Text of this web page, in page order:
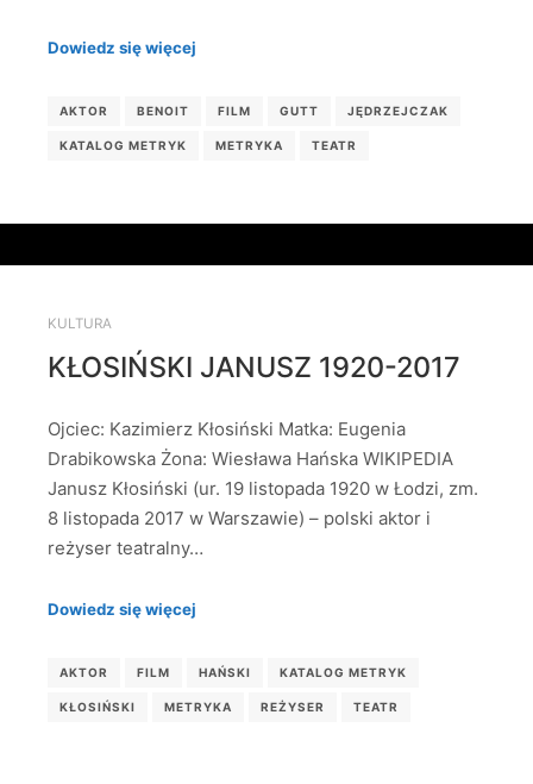
Dowiedz się więcej
AKTOR BENOIT FILM GUTT JĘDRZEJCZAK
KATALOG METRYK METRYKA TEATR
KULTURA
KŁOSIŃSKI JANUSZ 1920-2017
Ojciec: Kazimierz Kłosiński Matka: Eugenia
Drabikowska Żona: Wiesława Hańska WIKIPEDIA
Janusz Kłosiński (ur. 19 listopada 1920 w Łodzi, zm.
8 listopada 2017 w Warszawie) – polski aktor i
reżyser teatralny…
Dowiedz się więcej
AKTOR FILM HAŃSKI KATALOG METRYK
KŁOSIŃSKI METRYKA REŻYSER TEATR